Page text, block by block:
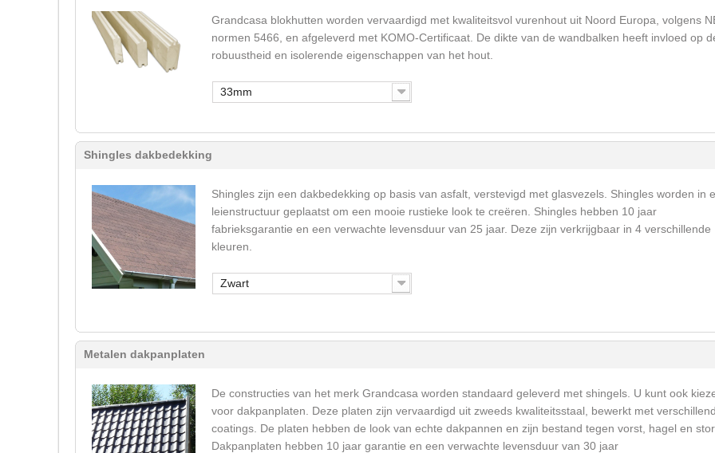
Grandcasa blokhutten worden vervaardigd met kwaliteitsvol vurenhout uit Noord Europa, volgens
normen 5466, en afgeleverd met KOMO-Certificaat. De dikte van de wandbalken heeft invloed op
robuustheid en isolerende eigenschappen van het hout.
33mm
Shingles dakbedekking
Shingles zijn een dakbedekking op basis van asfalt, verstevigd met glasvezels. Shingles worden in
leienstructuur geplaatst om een mooie rustieke look te creëren. Shingles hebben 10 jaar
fabrieksgarantie en een verwachte levensduur van 25 jaar. Deze zijn verkrijgbaar in 4 verschillende
kleuren.
Zwart
Metalen dakpanplaten
De constructies van het merk Grandcasa worden standaard geleverd met shingels. U kunt ook
voor dakpanplaten. Deze platen zijn vervaardigd uit zweeds kwaliteitsstaal, bewerkt met
coatings. De platen hebben de look van echte dakpannen en zijn bestand tegen vorst, hagel en
Dakpanplaten hebben 10 jaar garantie en een verwachte levensduur van 30 jaar